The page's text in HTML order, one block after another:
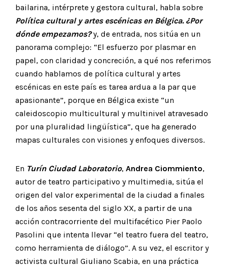
bailarina, intérprete y gestora cultural, habla sobre
Política cultural y artes escénicas en Bélgica. ¿Por
dónde empezamos?y, de entrada, nos sitúa en un
panorama complejo: “El esfuerzo por plasmar en
papel, con claridad y concreción, a qué nos referimos
cuando hablamos de política cultural y artes
escénicas en este país es tarea ardua a la par que
apasionante”, porque en Bélgica existe “un
caleidoscopio multicultural y multinivel atravesado
por una pluralidad lingüística”, que ha generado
mapas culturales con visiones y enfoques diversos.
En Turín Ciudad Laboratorio, Andrea Ciommiento,
autor de teatro participativo y multimedia, sitúa el
origen del valor experimental de la ciudad a finales
de los años sesenta del siglo XX, a partir de una
acción contracorriente del multifacético Pier Paolo
Pasolini que intenta llevar “el teatro fuera del teatro,
como herramienta de diálogo”. A su vez, el escritor y
activista cultural Giuliano Scabia, en una práctica